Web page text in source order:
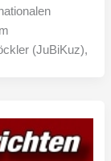
(JuBiKuz),